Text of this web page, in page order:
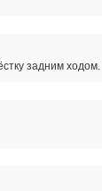
задним ходом.